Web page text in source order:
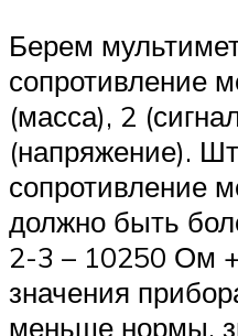
Берем
сопротивление
(масса), 2
(напряжение).
сопротивление
должно быть
2-3 – 10250 Ом
значения
меньше нормы,